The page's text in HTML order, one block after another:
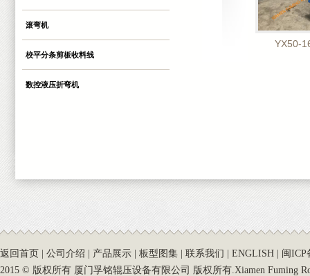
滚弯机
校平分条剪板收料线
数控液压折弯机
YX50-
返回首页 公司介绍 产品展示 板型图集 联系我们 ENGLISH
闽ICP
2015 © 版权所有 厦门孚铭辊压设备有限公司 版权所有.Xiamen Fuming